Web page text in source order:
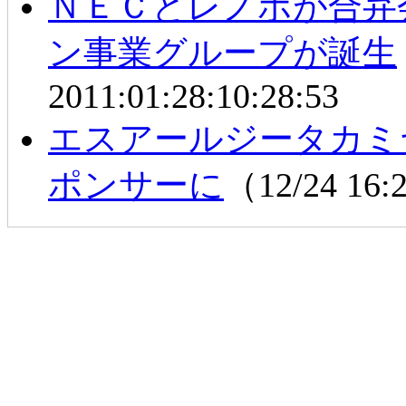
ン事業グループが誕生
2011:01:28:10:28:53
エスアールジータカ
ポンサーに （12/24